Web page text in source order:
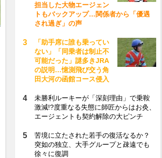
担当した大物エージェン
トもバックアップ…関係者から「優遇
され過ぎ」の声
「助手席に誰も乗ってい
ない」「同乗者は制止不
可能だった」謎多きJRA
の説明…憶測飛び交う角
田大河の函館コース侵入
未勝利ルーキーが「深刻理由」で乗鞍
激減!?度重なる失態に師匠からはお灸、
エージェントも契約解除の大ピンチ
苦境に立たされた若手の復活なるか？
突如の独立、大手グループと疎遠でも
徐々に復調